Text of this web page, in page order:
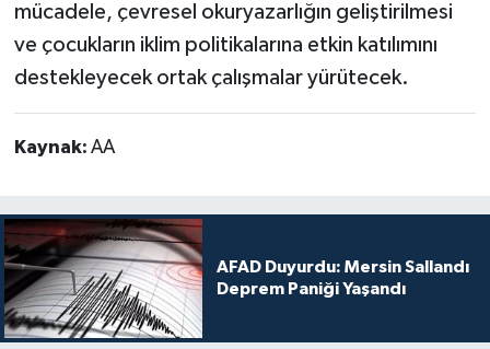
mücadele, çevresel okuryazarlığın geliştirilmesi
ve çocukların iklim politikalarına etkin katılımını
destekleyecek ortak çalışmalar yürütecek.
Kaynak: AA
AFAD Duyurdu: Mersin Sallandı
Deprem Paniği Yaşandı